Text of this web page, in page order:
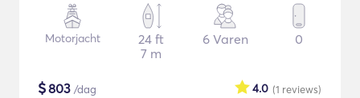
Motorjacht
24 ft
7 m
6 Varen 0
$803 /dag (1 reviews)
4.0